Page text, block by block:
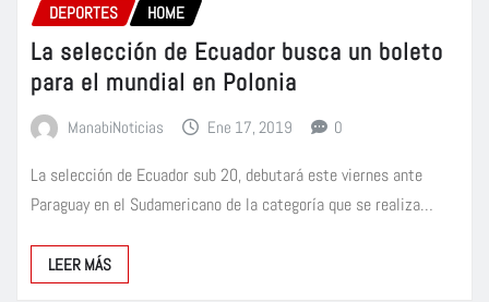
DEPORTES HOME
La selección de Ecuador busca un boleto
para el mundial en Polonia
ManabiNoticias Ene 17, 2019 0
La selección de Ecuador sub 20, debutará este viernes ante
Paraguay en el Sudamericano de la categoría que se realiza…
LEER MÁS